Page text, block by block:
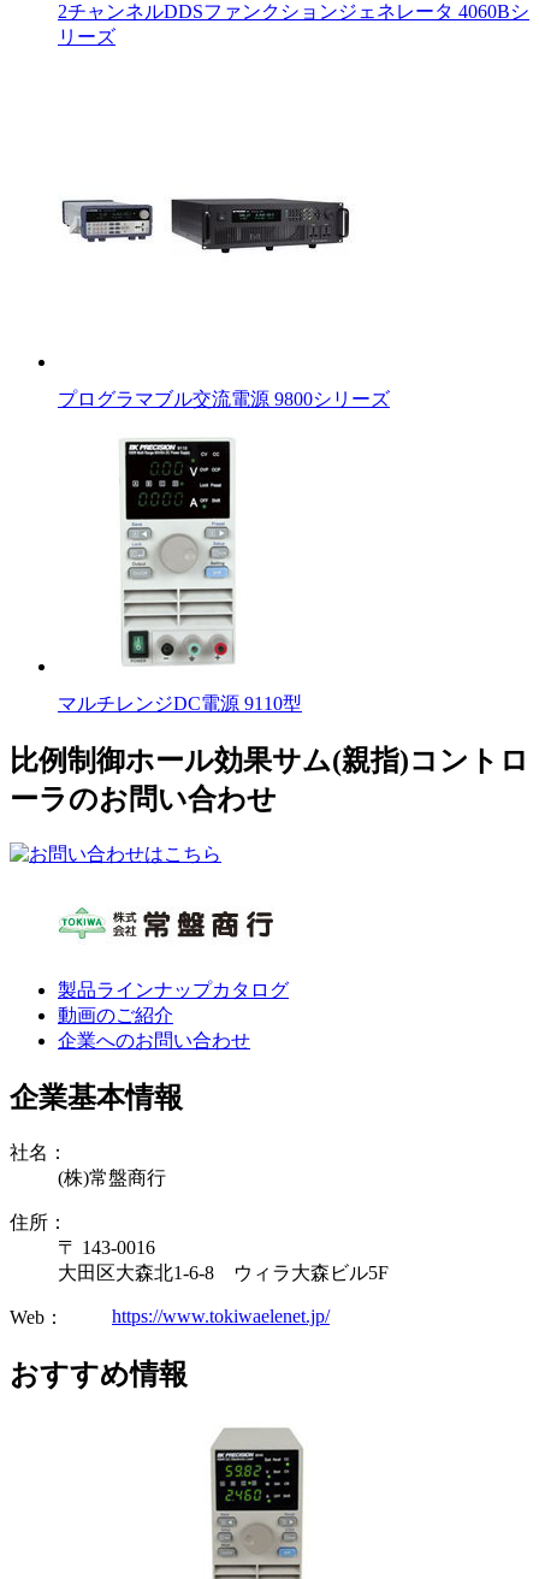
2チャンネルDDSファンクションジェネレータ 4060Bシ
リーズ
プログラマブル交流電源 9800シリーズ
マルチレンジDC電源 9110型
比例制御ホール効果サム(親指)コントロ
ーラのお問い合わせ
製品ラインナップカタログ
動画のご紹介
企業へのお問い合わせ
企業基本情報
社名：
(株)常盤商行
住所：
〒 143-0016
大田区大森北1-6-8 ウィラ大森ビル5F
Web： https://www.tokiwaelenet.jp/
おすすめ情報